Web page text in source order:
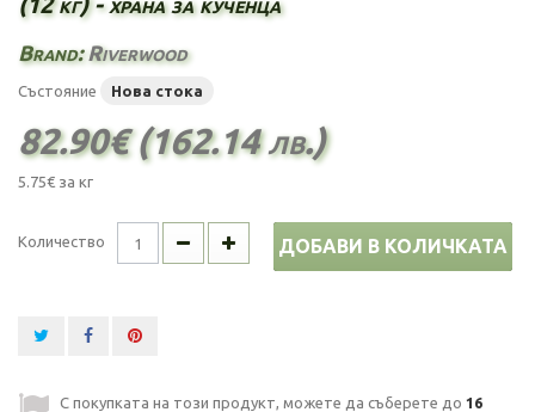
Brand:Riverwood
Състояние Нова стока
82.90€ (162.14 лв.)
5.75€ за кг
Количество ДОБАВИ В КОЛИЧКАТА
С покупката на този продукт, можете да съберете до 16